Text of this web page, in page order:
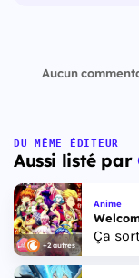
Aucun
DU MÊME ÉDITEUR
Aussi listé par
+2 autres
Anime
Ça